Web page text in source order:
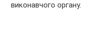
виконавчого органу.